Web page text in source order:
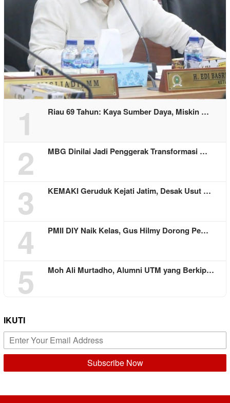
1 Riau 69 Tahun: Kaya Sumber Daya, Miskin …
2 MBG Dinilai Jadi Penggerak Transformasi …
3 KEMAKI Geruduk Kejati Jatim, Desak Usut …
4 PMII DIY Naik Kelas, Gus Hilmy Dorong Pe…
5 Moh Ali Murtadho, Alumni UTM yang Berkip…
IKUTI